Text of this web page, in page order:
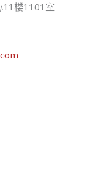
11楼1101室